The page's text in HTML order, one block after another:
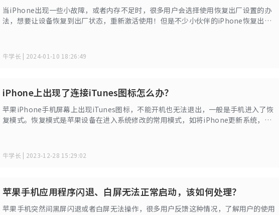
当iPhone出现一些小故障，或者内存不足时，很多用户会选择使用恢复出厂设置的办
法，想要让设备恢复到出厂状态，重新激活使用！但是不少小伙伴的iPhone恢复出厂
牛学长 | 2024-01-10 18:26:49
iPhone上出现了连接iTunes图标怎么办？
苹果iPhone手机屏幕上出现iTunes图标，不能开机也无法退出，一般是手机进入了恢
复模式。恢复模式是苹果设备在进入系统修改的常用模式，如将iPhone更新系统，误
牛学长 | 2023-12-28 15:29:02
苹果手机应用程序闪退、白屏无法正常启动，该如何处理？
苹果手机突然间黑屏闪退或者白屏无法操作，很多用户反馈这种情况，了解用户的使用